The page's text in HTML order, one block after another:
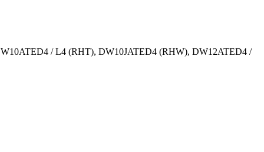
/ L4 (RHT), DW10JATED4 (RHW), DW12ATED4 /